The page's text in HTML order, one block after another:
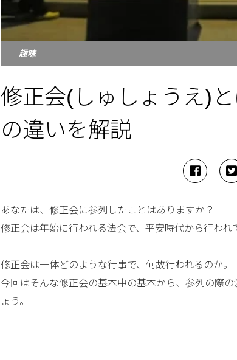
趣味
修正会(しゅしょうえ)
の違いを解説
あなたは、修正会に参列したことはありますか？
修正会は年始に行われる法会で、平安時代から行われ
修正会は一体どのような行事で、何故行われるのか。
今回はそんな修正会の基本中の基本から、参列の際
ょう。